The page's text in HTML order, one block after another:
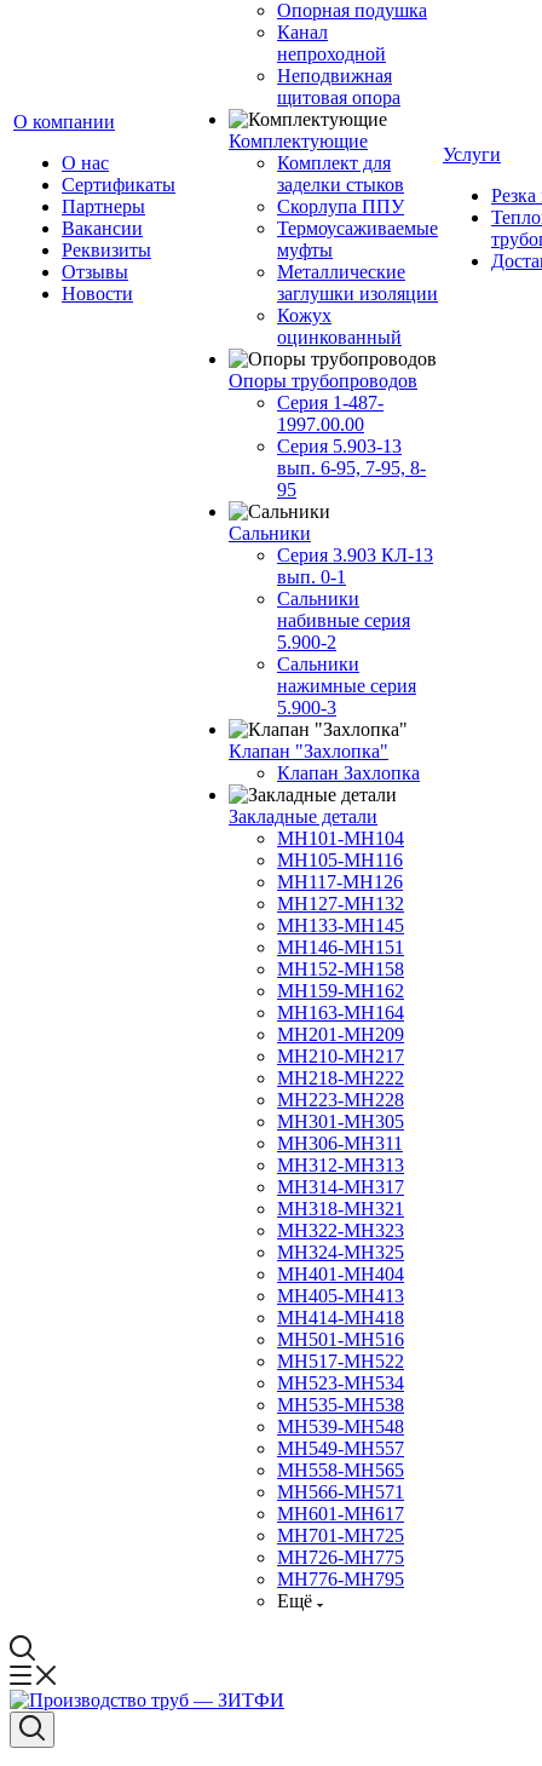
О компании
О нас
Сертификаты
Партнеры
Вакансии
Реквизиты
Отзывы
Новости
Опорная подушка
Канал
непроходной
Неподвижная
щитовая опора
Комплектующие
Комплект для
заделки стыков
Скорлупа ППУ
Термоусаживаемые
муфты
Металлические
заглушки изоляции
Кожух
оцинкованный
Опоры трубопроводов
Серия 1-487-
1997.00.00
Серия 5.903-13
вып. 6-95, 7-95, 8-
95
Сальники
Серия 3.903 КЛ-13
вып. 0-1
Сальники
набивные серия
5.900-2
Сальники
нажимные серия
5.900-3
Клапан "Захлопка"
Клапан Захлопка
Закладные детали
МН101-МН104
МН105-МН116
МН117-МН126
МН127-МН132
МН133-МН145
МН146-МН151
МН152-МН158
МН159-МН162
МН163-МН164
МН201-МН209
МН210-МН217
МН218-МН222
МН223-МН228
МН301-МН305
МН306-МН311
МН312-МН313
МН314-МН317
МН318-МН321
МН322-МН323
МН324-МН325
МН401-МН404
МН405-МН413
МН414-МН418
МН501-МН516
МН517-МН522
МН523-МН534
МН535-МН538
МН539-МН548
МН549-МН557
МН558-МН565
МН566-МН571
МН601-МН617
МН701-МН725
МН726-МН775
МН776-МН795
Ещё
Услуги
Резка